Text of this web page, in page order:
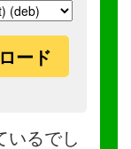
ード
いるでし